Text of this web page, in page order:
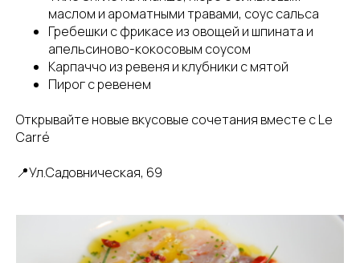
маслом и ароматными травами, соус сальса
Гребешки с фрикасе из овощей и шпината и
апельсиново-кокосовым соусом
Карпаччо из ревеня и клубники с мятой
Пирог с ревенем
Открывайте новые вкусовые сочетания вместе с Le
Carré
📍Ул.Садовническая, 69